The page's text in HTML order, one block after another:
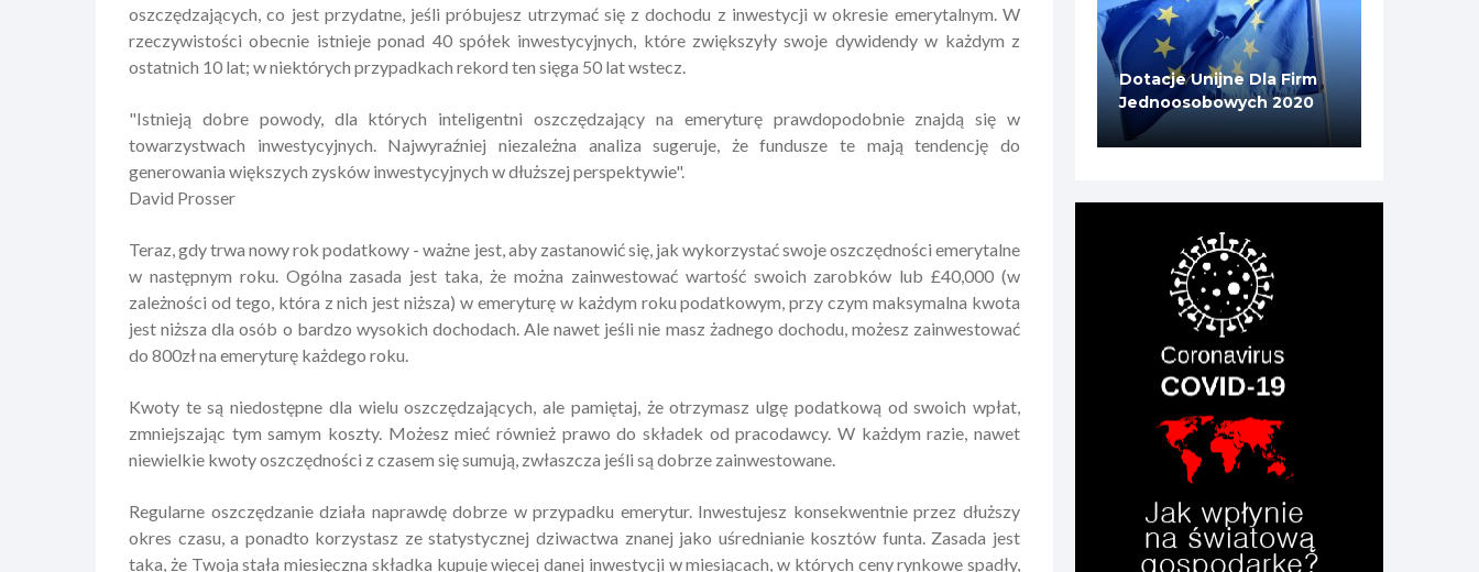
oszczędzających, co jest przydatne, jeśli próbujesz utrzymać się z dochodu z inwestycji w okresie emerytalnym. W
rzeczywistości obecnie istnieje ponad 40 spółek inwestycyjnych, które zwiększyły swoje dywidendy w każdym z
ostatnich 10 lat; w niektórych przypadkach rekord ten sięga 50 lat wstecz.
"Istnieją dobre powody, dla których inteligentni oszczędzający na emeryturę prawdopodobnie znajdą się w
towarzystwach inwestycyjnych. Najwyraźniej niezależna analiza sugeruje, że fundusze te mają tendencję do
generowania większych zysków inwestycyjnych w dłuższej perspektywie".
David Prosser
Teraz, gdy trwa nowy rok podatkowy - ważne jest, aby zastanowić się, jak wykorzystać swoje oszczędności emerytalne
w następnym roku. Ogólna zasada jest taka, że można zainwestować wartość swoich zarobków lub £40,000 (w
zależności od tego, która z nich jest niższa) w emeryturę w każdym roku podatkowym, przy czym maksymalna kwota
jest niższa dla osób o bardzo wysokich dochodach. Ale nawet jeśli nie masz żadnego dochodu, możesz zainwestować
do 800zł na emeryturę każdego roku.
Kwoty te są niedostępne dla wielu oszczędzających, ale pamiętaj, że otrzymasz ulgę podatkową od swoich wpłat,
zmniejszając tym samym koszty. Możesz mieć również prawo do składek od pracodawcy. W każdym razie, nawet
niewielkie kwoty oszczędności z czasem się sumują, zwłaszcza jeśli są dobrze zainwestowane.
Regularne oszczędzanie działa naprawdę dobrze w przypadku emerytur. Inwestujesz konsekwentnie przez dłuższy
okres czasu, a ponadto korzystasz ze statystycznej dziwactwa znanej jako uśrednianie kosztów funta. Zasada jest
taka, że Twoja stała miesięczna składka kupuje więcej danej inwestycji w miesiącach, w których ceny rynkowe spadły,
Dotacje Unijne Dla Firm
Jednoosobowych 2020